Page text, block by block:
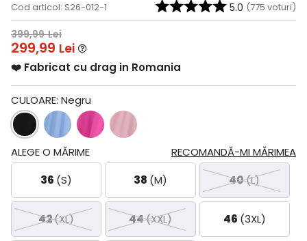
Cod articol: S26-012-1 5.0 (775 voturi)
399,99 Lei
299,99 Lei
❤️ Fabricat cu drag in Romania
CULOARE: Negru
RECOMANDĂ-MI MĂRIMEA
ALEGE O MĂRIME
36 (S) 38 (M) 40(L)
42(XL) 44(XXL) 46 (3XL)